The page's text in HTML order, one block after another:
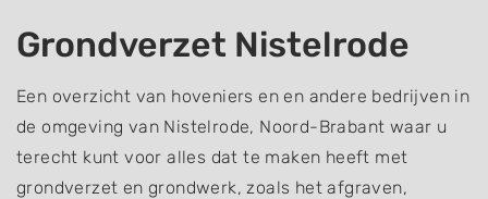
Grondverzet Nistelrode
Een overzicht van hoveniers en en andere bedrijven in
de omgeving van Nistelrode, Noord-Brabant waar u
terecht kunt voor alles dat te maken heeft met
grondverzet en grondwerk, zoals het afgraven,